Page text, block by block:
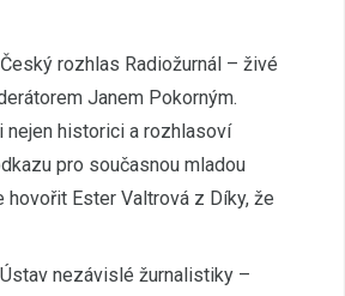
rozhlas Radiožurnál – živé
Janem Pokorným.
nejen historici a rozhlasoví
pro současnou mladou
hovořit Ester Valtrová z Díky, že
nezávislé žurnalistiky –